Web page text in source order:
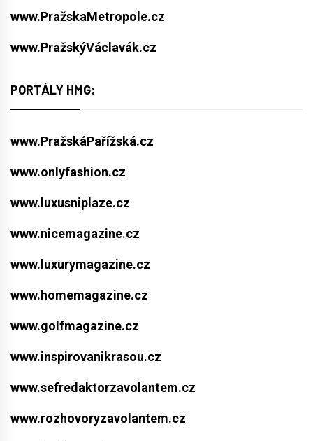
www.PražskaMetropole.cz
www.PražskýVáclavák.cz
PORTÁLY HMG:
www.PražskáPařížská.cz
www.onlyfashion.cz
www.luxusniplaze.cz
www.nicemagazine.cz
www.luxurymagazine.cz
www.homemagazine.cz
www.golfmagazine.cz
www.inspirovanikrasou.cz
www.sefredaktorzavolantem.cz
www.rozhovoryzavolantem.cz